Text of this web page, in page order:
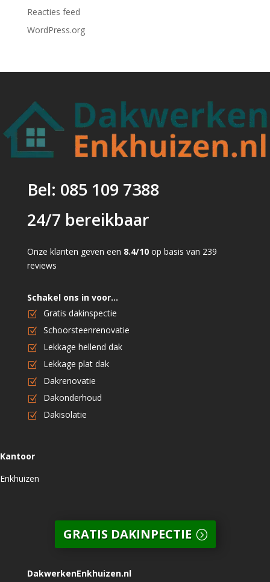
Reacties feed
WordPress.org
Bel: 085 109 7388
24/7 bereikbaar
Onze klanten geven een 8.4/10 op basis van 239
reviews
Schakel ons in voor…
Gratis dakinspectie
Schoorsteenrenovatie
Lekkage hellend dak
Lekkage plat dak
Dakrenovatie
Dakonderhoud
Dakisolatie
Kantoor
Enkhuizen
GRATIS DAKINPECTIE
DakwerkenEnkhuizen.nl